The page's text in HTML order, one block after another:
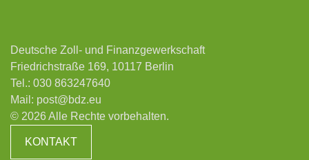
Deutsche Zoll- und Finanzgewerkschaft
Friedrichstraße 169, 10117 Berlin
Tel.: 030 863247640
Mail: post@bdz.eu
© 2026 Alle Rechte vorbehalten.
KONTAKT